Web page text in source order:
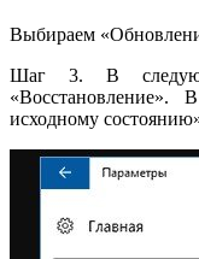
Выбираем
Шаг 3. В
«Восстановление».
исходному